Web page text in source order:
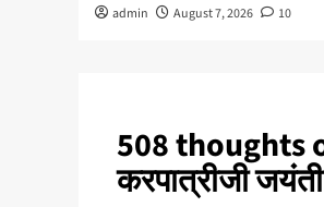
admin August 7, 2026 10
508 thoughts
करपात्रीजी जयंती